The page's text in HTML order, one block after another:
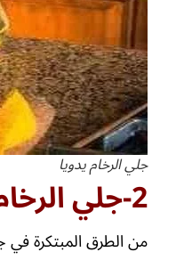
جلي الرخام يدويا
2-جلي الرخام باستخدام حجر القدم:
من الطرق المبتكرة